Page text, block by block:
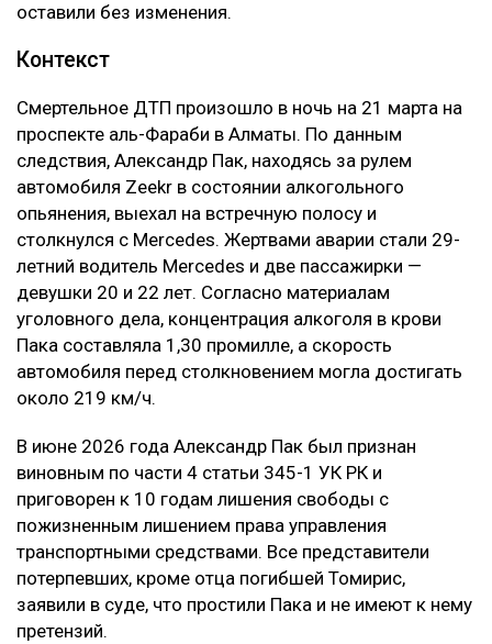
оставили без изменения.
Контекст
Смертельное ДТП произошло в ночь на 21 марта на
проспекте аль-Фараби в Алматы. По данным
следствия, Александр Пак, находясь за рулем
автомобиля Zeekr в состоянии алкогольного
опьянения, выехал на встречную полосу и
столкнулся с Mercedes. Жертвами аварии стали 29-
летний водитель Mercedes и две пассажирки —
девушки 20 и 22 лет. Согласно материалам
уголовного дела, концентрация алкоголя в крови
Пака составляла 1,30 промилле, а скорость
автомобиля перед столкновением могла достигать
около 219 км/ч.
В июне 2026 года Александр Пак был признан
виновным по части 4 статьи 345-1 УК РК и
приговорен к 10 годам лишения свободы с
пожизненным лишением права управления
транспортными средствами. Все представители
потерпевших, кроме отца погибшей Томирис,
заявили в суде, что простили Пака и не имеют к нему
претензий.